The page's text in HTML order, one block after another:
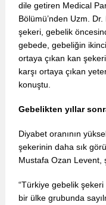
dile getiren Medical
Bölümü’nden Uzm.
şekeri, gebelik
gebede, gebeliğin
ortaya çıkan kan
karşı ortaya çıkan
konuştu.
Gebelikten yıllar
Diyabet oranının
şekerinin daha sık
Mustafa Ozan Levent,
“Türkiye gebelik şekeri
bir ülke grubunda